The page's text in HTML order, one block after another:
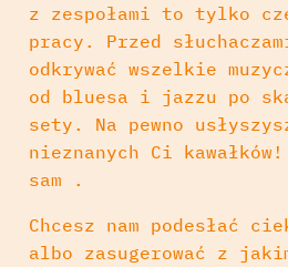
z zespołami to tylko
pracy. Przed
odkrywać wszelkie
od bluesa i jazzu po
sety. Na pewno
nieznanych Ci
sam .
Chcesz nam podesłać
albo zasugerować z